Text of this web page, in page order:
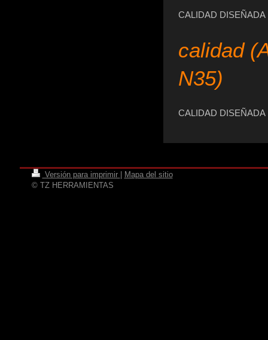
CALIDAD
calidad
N35)
CALIDAD
Versión para imprimir
Mapa del sitio
© TZ HERRAMIENTAS